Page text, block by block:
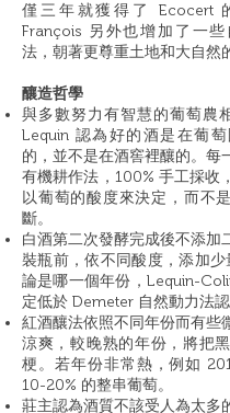
僅三年就獲得了 Ecocert
François 另外也增加了一
法，朝著更尊重土地和大自然
釀造哲學
與多數努力有智慧的葡萄農
Lequin 認為好的酒是在葡
的，並不是在酒窖裡釀的。每
有機耕作法，100% 手工採收
以葡萄的酸度來決定，而不
斷。
白酒第二次發酵完成後不添加
裝瓶前，依不同酸度，添加
論是哪一個年份，Lequin-
定低於 Demeter 自然動力法認
紅酒釀法依照不同年份而有些
涼爽，較晚熟的年份，將把
梗。若年份非常熱，例如
10-20% 的整串葡萄。
莊主認為酒質不該受人為太多